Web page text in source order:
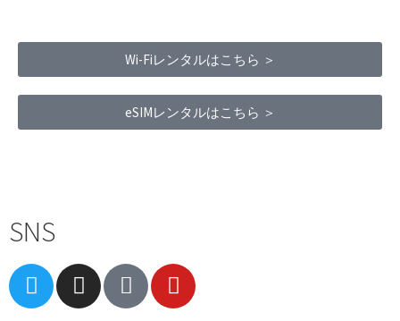
Wi-Fiレンタルはこちら ＞
eSIMレンタルはこちら ＞
SNS